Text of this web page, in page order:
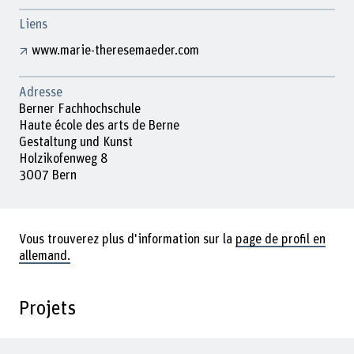
Liens
www.marie-theresemaeder.com
Adresse
Berner Fachhochschule
Haute école des arts de Berne
Gestaltung und Kunst
Holzikofenweg 8
3007 Bern
Vous trouverez plus d'information sur la page de profil en
allemand.
Projets